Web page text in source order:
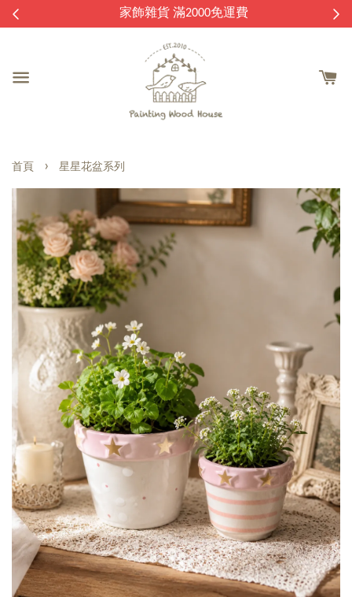
家飾雜貨 滿2000免運費
首頁 › 星星花盆系列